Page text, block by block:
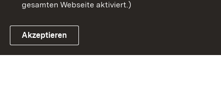
Link zum Landesportal
gesamten Webseite aktiviert.)
Akzeptieren